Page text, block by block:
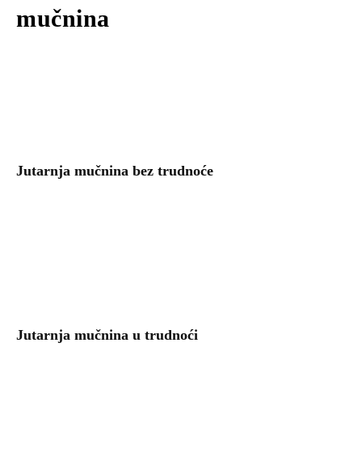
mučnina
Jutarnja mučnina bez trudnoće
Jutarnja mučnina u trudnoći